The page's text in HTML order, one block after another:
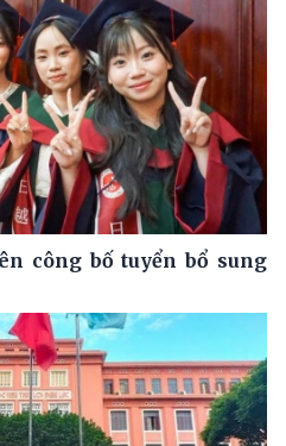
công bố tuyển bổ sung